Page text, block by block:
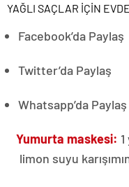
YAĞLI SAÇLAR İÇİN
Facebook’da Paylaş
Twitter’da Paylaş
Whatsapp’da Paylaş
Yumurta maskesi:
limon suyu